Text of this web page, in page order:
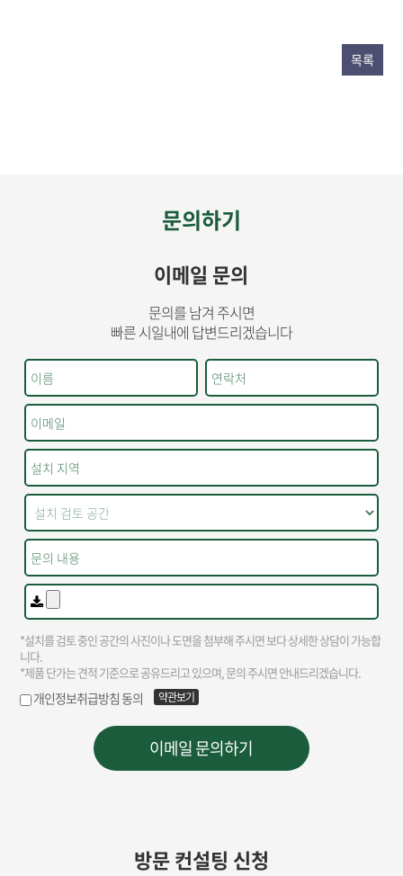
목록
문의하기
이메일 문의
문의를 남겨 주시면
빠른 시일내에 답변드리겠습니다
방문 컨설팅 신청